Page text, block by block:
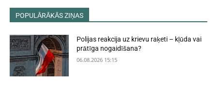
POPULĀRĀKĀS ZIŅAS
Polijas reakcija uz krievu raķeti – kļūda vai
prātīga nogaidīšana?
06.08.2026 15:15